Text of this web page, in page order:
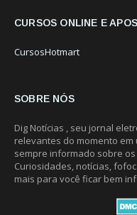
CURSOS ONLINE E
CursosHotmart
SOBRE NÓS
Dig Notícias , seu jornal
relevantes do momento
sempre informado sobre
Curiosidades, notícias,
mais para você ficar bem